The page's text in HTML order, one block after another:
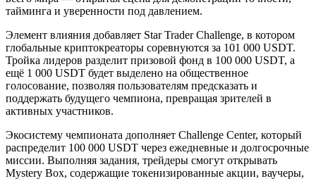
тайминга и уверенности под давлением.
Элемент влияния добавляет Star Trader Challenge, в котором
глобальные криптокреаторы соревнуются за 101 000 USDT.
Тройка лидеров разделит призовой фонд в 100 000 USDT, а
ещё 1 000 USDT будет выделено на общественное
голосование, позволяя пользователям предсказать и
поддержать будущего чемпиона, превращая зрителей в
активных участников.
Экосистему чемпионата дополняет Challenge Center, который
распределит 100 000 USDT через ежедневные и долгосрочные
миссии. Выполняя задания, трейдеры смогут открывать
Mystery Box, содержащие токенизированные акции, ваучеры,